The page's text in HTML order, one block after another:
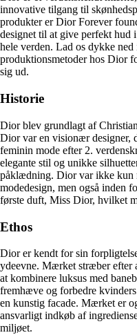
innovative tilgang til
produkter er Dior Forever
designet til at give perfekt hud
hele verden. Lad os dykke
produktionsmetoder hos Dior
sig ud.
Historie
Dior blev grundlagt af
Dior var en visionær designer,
feminin mode efter 2.
elegante stil og unikke
påklædning. Dior var ikke kun
modedesign, men også inden
første duft, Miss Dior, hvilket
Ethos
Dior er kendt for sin
ydeevne. Mærket stræber efter
at kombinere luksus med
fremhæve og forbedre
en kunstig facade. Mærket er
ansvarligt indkøb af
miljøet.